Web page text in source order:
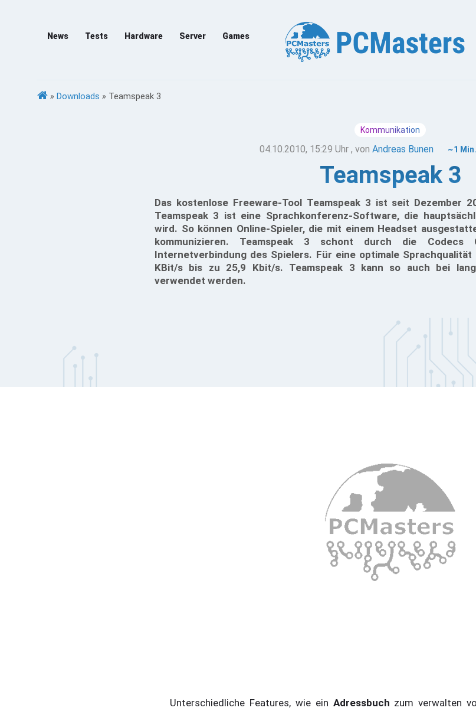
News Tests Hardware Server Games
» Downloads » Teamspeak 3
Kommunikation
04.10.2010, 15:29 Uhr , vonAndreas Bunen ~1
Teamspeak 3
Das kostenlose Freeware-Tool Teamspeak 3 ist seit Dezember
Teamspeak 3 ist eine Sprachkonferenz-Software, die
wird. So können Online-Spieler, die mit einem Headset
kommunizieren. Teamspeak 3 schont durch die Codecs
Internetverbindung des Spielers. Für eine optimale
KBit/s bis zu 25,9 Kbit/s. Teamspeak 3 kann so auch bei
verwendet werden.
Unterschiedliche Features, wie ein Adressbuch zum verwalten